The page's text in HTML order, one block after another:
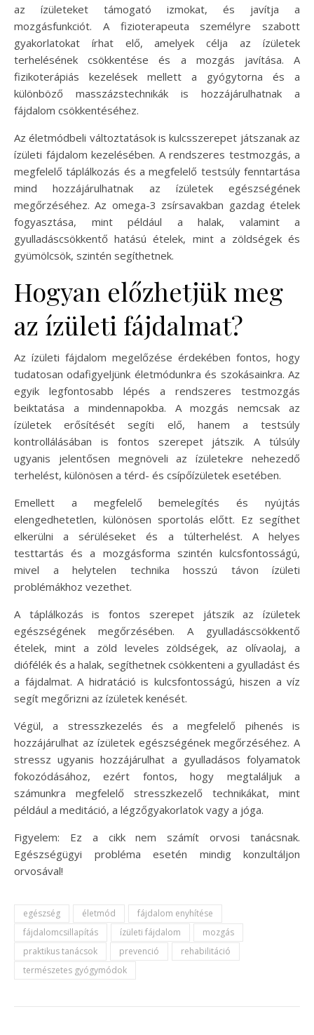
az ízületeket támogató izmokat, és javítja a
mozgásfunkciót. A fizioterapeuta személyre szabott
gyakorlatokat írhat elő, amelyek célja az ízületek
terhelésének csökkentése és a mozgás javítása. A
fizikoterápiás kezelések mellett a gyógytorna és a
különböző masszázstechnikák is hozzájárulhatnak a
fájdalom csökkentéséhez.
Az életmódbeli változtatások is kulcsszerepet játszanak az
ízületi fájdalom kezelésében. A rendszeres testmozgás, a
megfelelő táplálkozás és a megfelelő testsúly fenntartása
mind hozzájárulhatnak az ízületek egészségének
megőrzéséhez. Az omega-3 zsírsavakban gazdag ételek
fogyasztása, mint például a halak, valamint a
gyulladáscsökkentő hatású ételek, mint a zöldségek és
gyümölcsök, szintén segíthetnek.
Hogyan előzhetjük meg
az ízületi fájdalmat?
Az ízületi fájdalom megelőzése érdekében fontos, hogy
tudatosan odafigyeljünk életmódunkra és szokásainkra. Az
egyik legfontosabb lépés a rendszeres testmozgás
beiktatása a mindennapokba. A mozgás nemcsak az
ízületek erősítését segíti elő, hanem a testsúly
kontrollálásában is fontos szerepet játszik. A túlsúly
ugyanis jelentősen megnöveli az ízületekre nehezedő
terhelést, különösen a térd- és csípőízületek esetében.
Emellett a megfelelő bemelegítés és nyújtás
elengedhetetlen, különösen sportolás előtt. Ez segíthet
elkerülni a sérüléseket és a túlterhelést. A helyes
testtartás és a mozgásforma szintén kulcsfontosságú,
mivel a helytelen technika hosszú távon ízületi
problémákhoz vezethet.
A táplálkozás is fontos szerepet játszik az ízületek
egészségének megőrzésében. A gyulladáscsökkentő
ételek, mint a zöld leveles zöldségek, az olívaolaj, a
diófélék és a halak, segíthetnek csökkenteni a gyulladást és
a fájdalmat. A hidratáció is kulcsfontosságú, hiszen a víz
segít megőrizni az ízületek kenését.
Végül, a stresszkezelés és a megfelelő pihenés is
hozzájárulhat az ízületek egészségének megőrzéséhez. A
stressz ugyanis hozzájárulhat a gyulladásos folyamatok
fokozódásához, ezért fontos, hogy megtaláljuk a
számunkra megfelelő stresszkezelő technikákat, mint
például a meditáció, a légzőgyakorlatok vagy a jóga.
Figyelem: Ez a cikk nem számít orvosi tanácsnak.
Egészségügyi probléma esetén mindig konzultáljon
orvosával!
egészség életmód
fájdalom enyhítése
fájdalomcsillapítás
ízületi fájdalom
mozgás
praktikus tanácsok
prevenció
rehabilitáció
természetes gyógymódok